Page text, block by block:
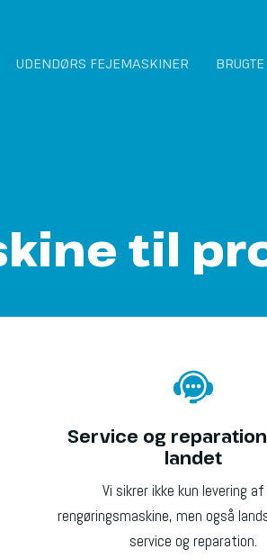
UDENDØRS FEJEMASKINER
​til
Service og
landet
Vi sikrer ikke kun levering af
rengøringsmaskine, men også
service og reparation.